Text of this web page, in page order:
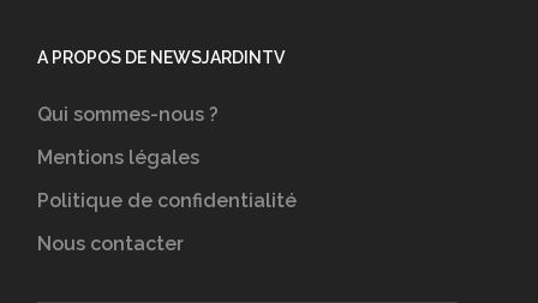
A PROPOS DE NEWSJARDINTV
Qui sommes-nous ?
Mentions légales
Politique de confidentialité
Nous contacter